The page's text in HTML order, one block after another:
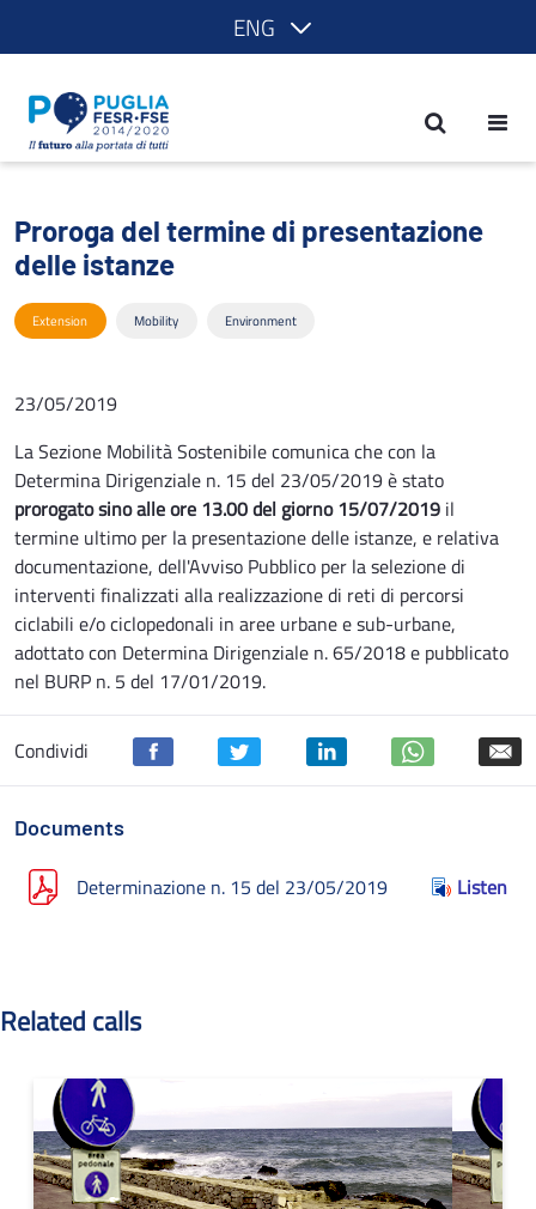
ENG
Proroga del termine di presentazione
Proroga del termine di presentazione
delle istanze
Extension Mobility Environment
23/05/2019
La Sezione Mobilità Sostenibile comunica che con la
Determina Dirigenziale n. 15 del 23/05/2019 è stato
prorogato sino alle ore 13.00 del giorno 15/07/2019 il
termine ultimo per la presentazione delle istanze, e relativa
documentazione, dell'Avviso Pubblico per la selezione di
interventi finalizzati alla realizzazione di reti di percorsi
ciclabili e/o ciclopedonali in aree urbane e sub-urbane,
adottato con Determina Dirigenziale n. 65/2018 e pubblicato
nel BURP n. 5 del 17/01/2019.
Condividi
Documents
Determinazione n. 15 del 23/05/2019 Listen
Related calls